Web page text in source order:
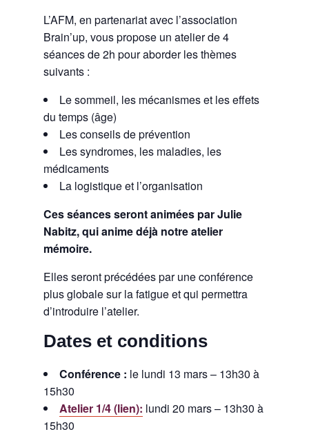
L’AFM, en partenariat avec l’association
Brain’up, vous propose un atelier de 4
séances de 2h pour aborder les thèmes
suivants :
Le sommeil, les mécanismes et les effets
du temps (âge)
Les conseils de prévention
Les syndromes, les maladies, les
médicaments
La logistique et l’organisation
Ces séances seront animées par Julie
Nabitz, qui anime déjà notre atelier
mémoire.
Elles seront précédées par une conférence
plus globale sur la fatigue et qui permettra
d’introduire l’atelier.
Dates et conditions
Conférence : le lundi 13 mars – 13h30 à
15h30
Atelier 1/4 (lien): lundi 20 mars – 13h30 à
15h30